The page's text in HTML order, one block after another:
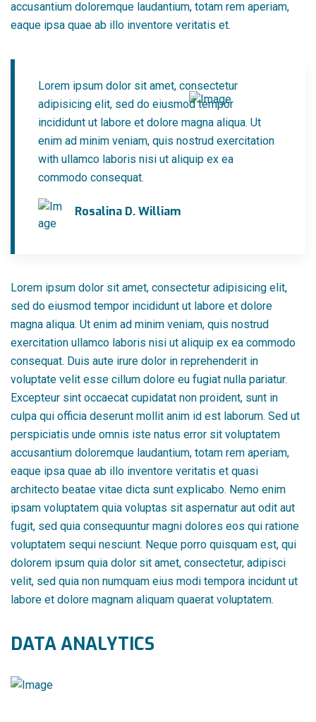
accusantium doloremque laudantium, totam rem aperiam,
eaque ipsa quae ab illo inventore veritatis et.
Lorem ipsum dolor sit amet, consectetur
adipisicing elit, sed do eiusmod tempor
incididunt ut labore et dolore magna aliqua. Ut
enim ad minim veniam, quis nostrud exercitation
with ullamco laboris nisi ut aliquip ex ea
commodo consequat.
Rosalina D. William
Lorem ipsum dolor sit amet, consectetur adipisicing elit,
sed do eiusmod tempor incididunt ut labore et dolore
magna aliqua. Ut enim ad minim veniam, quis nostrud
exercitation ullamco laboris nisi ut aliquip ex ea commodo
consequat. Duis aute irure dolor in reprehenderit in
voluptate velit esse cillum dolore eu fugiat nulla pariatur.
Excepteur sint occaecat cupidatat non proident, sunt in
culpa qui officia deserunt mollit anim id est laborum. Sed ut
perspiciatis unde omnis iste natus error sit voluptatem
accusantium doloremque laudantium, totam rem aperiam,
eaque ipsa quae ab illo inventore veritatis et quasi
architecto beatae vitae dicta sunt explicabo. Nemo enim
ipsam voluptatem quia voluptas sit aspernatur aut odit aut
fugit, sed quia consequuntur magni dolores eos qui ratione
voluptatem sequi nesciunt. Neque porro quisquam est, qui
dolorem ipsum quia dolor sit amet, consectetur, adipisci
velit, sed quia non numquam eius modi tempora incidunt ut
labore et dolore magnam aliquam quaerat voluptatem.
DATA ANALYTICS